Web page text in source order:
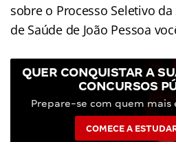
sobre o Processo Seletivo
de Saúde de João Pessoa
QUER CONQUISTAR A
CONCURSOS
Prepare-se com quem mais
COMECE A